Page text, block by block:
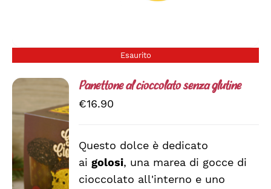
Esaurito
DETTAGLI
Panettone al cioccolato senza glutine
€16.90
Questo dolce è dedicato
aigolosi, una marea di gocce di
cioccolato all'interno e uno